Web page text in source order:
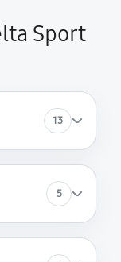
Sport
13
5